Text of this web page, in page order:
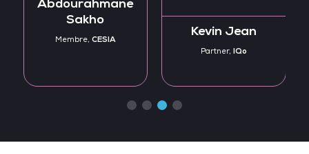
Abdourahmane
Sakho
Membre, CESIA
Kevin Jean
Partner, IQo